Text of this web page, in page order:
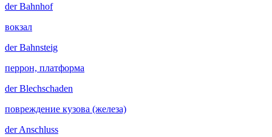
derBahnhof
вокзал
derBahnsteig
перрон, платформа
derBlechschaden
повреждение кузова (железа)
derAnschluss